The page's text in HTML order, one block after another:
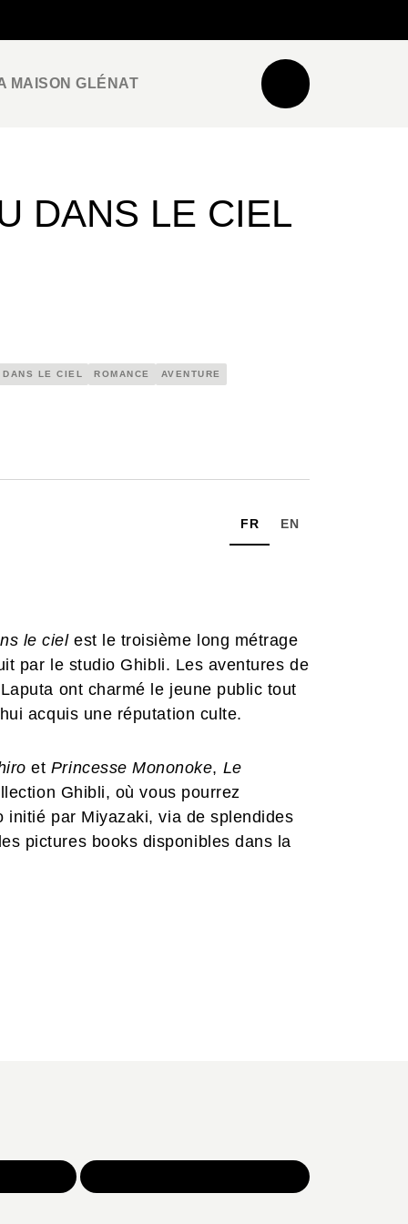
MAISON GLÉNAT
DANS LE CIEL
LE CIEL ROMANCE AVENTURE
FR EN
le cielest le troisième long métrage
par le studio Ghibli. Les aventures de
ont charmé le jeune public tout
acquis une réputation culte.
et Princesse Mononoke, Le
Ghibli, où vous pourrez
par Miyazaki, via de splendides
pictures books disponibles dans la